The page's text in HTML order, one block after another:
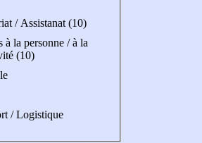
/ Assistanat (10)
à la personne / à la
(10)
/ Logistique